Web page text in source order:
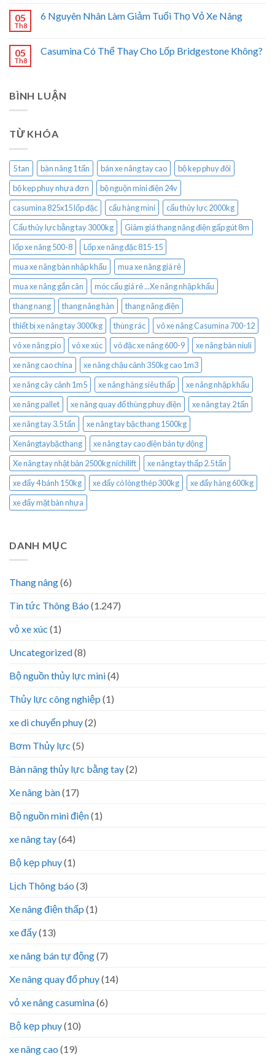
05
Th8
6 Nguyên Nhân Làm Giảm Tuổi Thọ Vỏ Xe Nâng
05
Th8
Casumina Có Thể Thay Cho Lốp Bridgestone Không?
BÌNH LUẬN
TỪ KHÓA
5 tan bàn nâng 1 tấn bán xe nâng tay cao
bộ kep phuy đôi
bộ kẹp phuy nhựa đơn
bộ nguộn mini điện 24v
casumina 825x15 lốp đặc
cẩu hàng mini
cẩu thủy lực 2000kg
Cẩu thủy lực bằng tay 3000kg
Giảm giá thang nâng điện gấp gút 8m
lốp xe nâng 500-8
Lốp xe nâng đặc 815-15
mua xe nâng bàn nhập khẩu
mua xe nâng giá rẻ
mua xe nâng gắn cân
móc cẩu giá rẻ ...Xe nâng nhập khẩu
thang nang
thang nâng hàn
thang nâng điện
thiết bị xe nâng tay 3000kg
thùng rác
vỏ xe nâng Casumina 700-12
vỏ xe nâng pio
vỏ xe xúc vỏ đặc xe nâng 600-9
xe nâng bàn niuli
xe nâng cao china
xe nâng chậu cảnh 350kg cao 1m3
xe nâng cây cảnh 1m5
xe nâng hàng siêu thấp
xe nâng nhập khẩu
xe nâng pallet
xe nâng quay đổ thùng phuy điện
xe nâng tay 2 tấn
xe nâng tay 3.5 tấn
xe nâng tay bậc thang 1500kg
Xenângtaybặcthang
xe nâng tay cao điện bán tự động
Xe nâng tay nhật bản 2500kg nichilift
xe nâng tay thấp 2.5 tấn
xe đẩy 4 bánh 150kg
xe đẩy có lòng thép 300kg
xe đẩy hàng 600kg
xe đẩy mặt bàn nhựa
DANH MỤC
Thang nâng(6)
Tin tức Thông Báo (1.247)
vỏ xe xúc (1)
Uncategorized(8)
Bộ nguồn thủy lực mini(4)
Thủy lực công nghiệp (1)
xe di chuyển phuy(2)
Bơm Thủy lực (5)
Bàn nâng thủy lực bằng tay(2)
Xe nâng bàn(17)
Bộ nguồn mini điện(1)
xe nâng tay(64)
Bộ kẹp phuy(1)
Lịch Thông báo (3)
Xe nâng điện thấp (1)
xe đẩy(13)
xe nâng bán tự động(7)
Xe nâng quay đổ phuy(14)
vỏ xe nâng casumina(6)
Bộ kẹp phuy(10)
xe nâng cao (19)